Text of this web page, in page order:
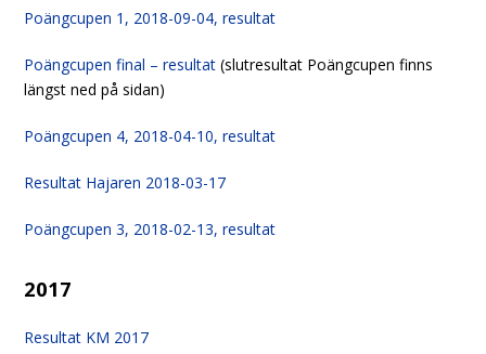
Poängcupen 1, 2018-09-04, resultat
Poängcupen final – resultat(slutresultat Poängcupen finns
längst ned på sidan)
Poängcupen 4, 2018-04-10, resultat
Resultat Hajaren 2018-03-17
Poängcupen 3, 2018-02-13, resultat
2017
Resultat KM 2017